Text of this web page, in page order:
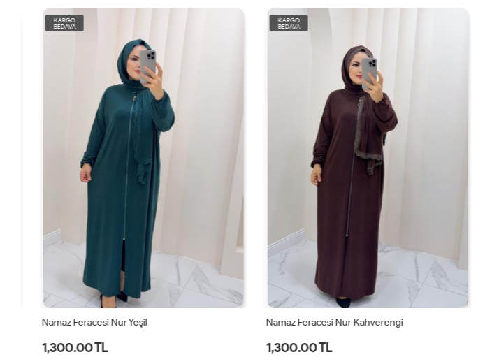
KARGO
BEDAVA
Namaz Feracesi Nur Yeşil
1,300.00 TL
KARGO
BEDAVA
Namaz Feracesi Nur Kahverengi
1,300.00 TL